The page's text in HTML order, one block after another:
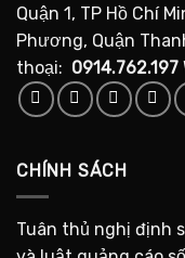
Quận 1, TP Hồ Chí
Phương, Quận
thoại: 0914.762.197
CHÍNH SÁCH
Tuân thủ nghị định